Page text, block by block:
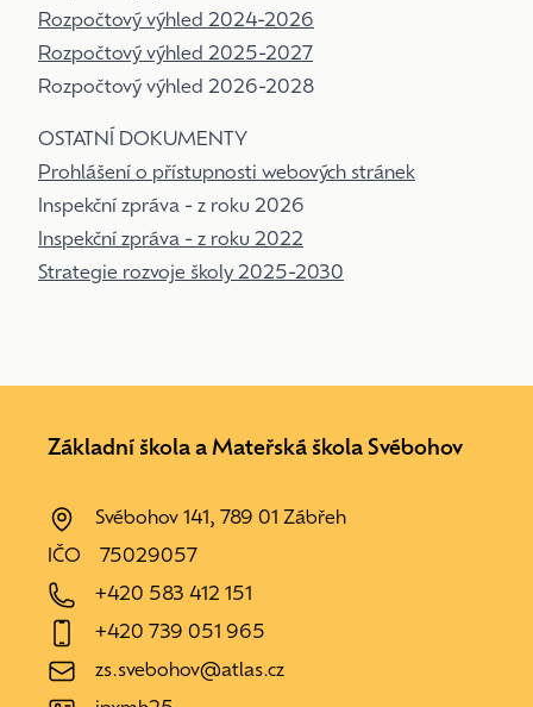
Rozpočtový výhled 2024-2026
Rozpočtový výhled 2025-2027
Rozpočtový výhled 2026-2028
OSTATNÍ DOKUMENTY
Prohlášení o přístupnosti webových stránek
Inspekční zpráva - z roku 2026
Inspekční zpráva - z roku 2022
Strategie rozvoje školy 2025-2030
Základní škola a Mateřská škola Svébohov
Svébohov 141, 789 01 Zábřeh
IČO
75029057
+420 583 412 151
+420 739 051 965
zs.svebohov@atlas.cz